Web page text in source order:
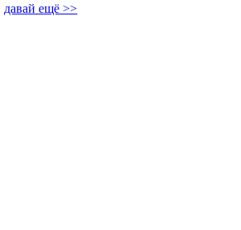
давай ещё >>